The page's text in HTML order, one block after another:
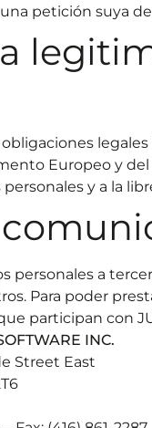
petición suya
Europeo y
y a la
personales a
Para poder
participan con
INC.
Street East